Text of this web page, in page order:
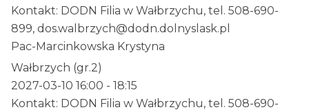
Kontakt: DODN Filia w Wałbrzychu, tel. 508-690-
899, dos.walbrzych@dodn.dolnyslask.pl
Pac-Marcinkowska Krystyna
Wałbrzych (gr.2)
2027-03-10 16:00 - 18:15
Kontakt: DODN Filia w Wałbrzychu, tel. 508-690-